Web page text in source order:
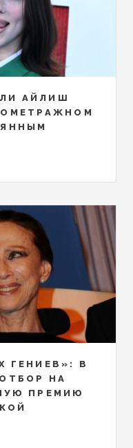
АЙЛИШ
ГЕНИЕВ»: В
НА
ПРЕМИЮ